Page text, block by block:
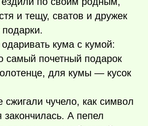
и тещу, сватов и дружек
кума с кумой:
самый почетный подарок
для кумы — кусок
сжигали чучело, как символ
закончилась. А пепел